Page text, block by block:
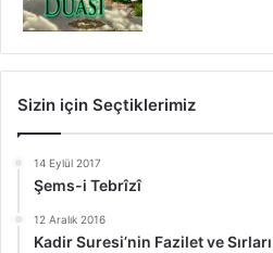
Sizin için Seçtiklerimiz
14 Eylül 2017
Şems-i Tebrîzî
12 Aralık 2016
Kadir Suresi’nin Fazilet ve Sırları